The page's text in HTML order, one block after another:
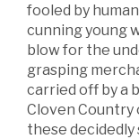
fooled by
cunning young
blow for the
grasping
carried off by a
Cloven Country
these decidedly